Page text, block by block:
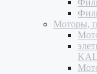
Моторы,